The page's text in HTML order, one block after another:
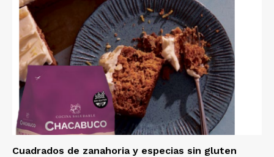
Cuadrados de zanahoria y especias sin gluten